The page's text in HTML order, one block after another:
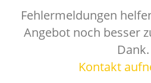
Fehlermeldungen
Angebot noch besser
Dank.
Kontakt